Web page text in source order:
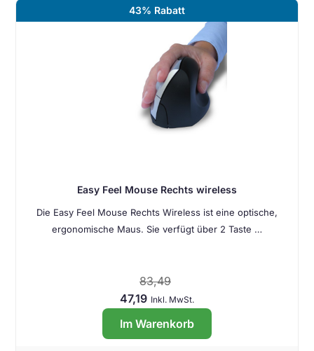
43% Rabatt
Easy Feel Mouse Rechts wireless
Die Easy Feel Mouse Rechts Wireless ist eine optische,
ergonomische Maus. Sie verfügt über 2 Taste …
83,49
47,19 Inkl. MwSt.
Im Warenkorb